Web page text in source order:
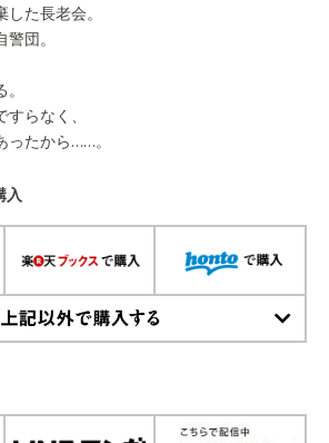
た長老会。
団。
らなく、
ったから……。
入